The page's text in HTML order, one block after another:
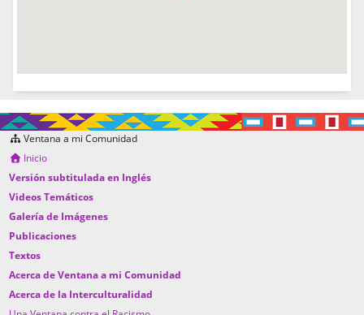
Ventana a mi Comunidad
Inicio
Versión subtitulada en Inglés
Videos Temáticos
Galería de Imágenes
Publicaciones
Textos
Acerca de Ventana a mi Comunidad
Acerca de la Interculturalidad